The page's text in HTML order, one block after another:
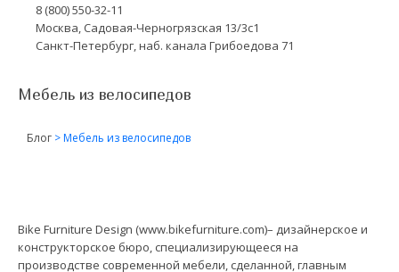
8 (800) 550-32-11
Москва, Садовая-Черногрязская 13/3с1
Санкт-Петербург, наб. канала Грибоедова 71
Мебель из велосипедов
Блог >Мебель из велосипедов
Bike Furniture Design (www.bikefurniture.com)– дизайнерское и
конструкторское бюро, специализирующееся на
производстве современной мебели, сделанной, главным